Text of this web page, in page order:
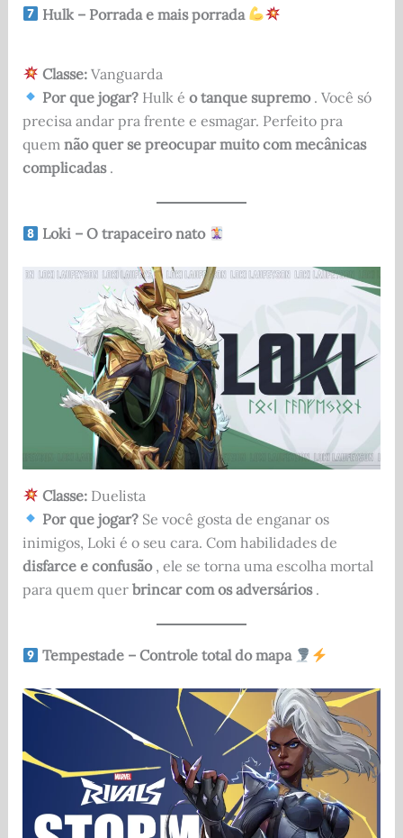
Hulk – Porrada e mais porrada
Classe:Vanguarda
Por que jogar?Hulk é o tanque supremo. Você só
precisa andar pra frente e esmagar. Perfeito pra
quem não quer se preocupar muito com mecânicas
complicadas.
Loki – O trapaceiro nato
Classe:Duelista
Por que jogar?Se você gosta de enganar os
inimigos, Loki é o seu cara. Com habilidades de
disfarce e confusão, ele se torna uma escolha mortal
para quem quer brincar com os adversários.
Tempestade – Controle total do mapa